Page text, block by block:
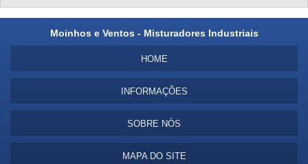
Moinhos e Ventos - Misturadores Industriais
HOME
INFORMAÇÕES
SOBRE NÓS
MAPA DO SITE